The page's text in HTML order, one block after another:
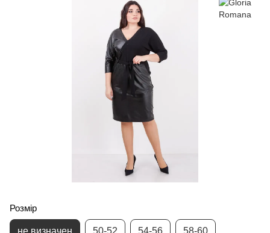
Розмір
не визначен 50-52 54-56 58-60